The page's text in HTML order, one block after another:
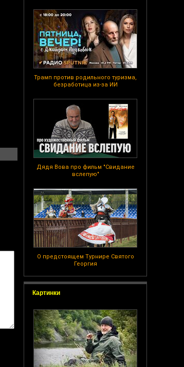
Трамп против родильного туризма,
безработица из-за ИИ
Дядя Вова про фильм "Свидание
вслепую"
О предстоящем Турнире Святого
Георгия
Картинки